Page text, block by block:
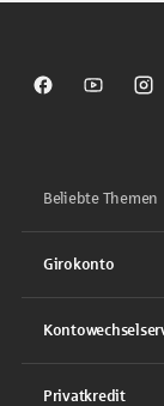
Sparkasse auf
Beliebte Themen
Girokonto
Privatkredit